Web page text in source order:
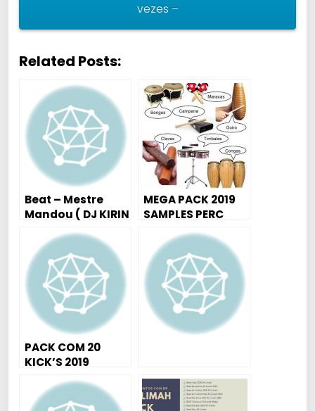
vezes –
Related Posts:
Beat – Mestre
Mandou ( DJ KIRIN
MEGA PACK 2019
SAMPLES PERC
SAMPLES DE ALTA
QUALIDADE )
PACK COM 20
KICK’S 2019